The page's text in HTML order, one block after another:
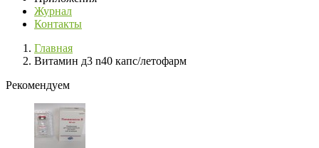
Журнал
Контакты
Главная
Витамин д3 n40 капс/летофарм
Рекомендуем